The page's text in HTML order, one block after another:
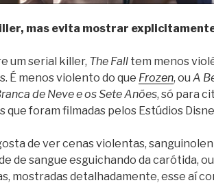
mas evita mostrar
um serial killer, The Fall tem menos
É menos violento do que Frozen, ou A
de Neve e os Sete Anões, só para
que foram filmadas pelos Estúdios
de ver cenas violentas,
de sangue esguichando da carótida,
mostradas detalhadamente, esse aí